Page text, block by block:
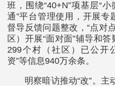
班，围绕“40+N”项基层“
通”平台管理使用，开展专
督导反馈问题整改，“点对
区）开展“面对面”辅导和
299个村（社区）已公开
资”等信息940万余条。
明察暗访推动“改”。主